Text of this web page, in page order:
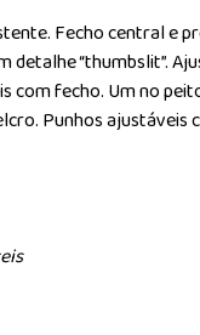
Fecho central e
“thumbslit”.
com fecho. Um no
Punhos ajustáveis